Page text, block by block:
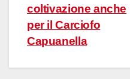
coltivazione anche
per il Carciofo
Capuanella